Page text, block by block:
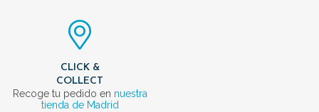
CLICK &
COLLECT
Recoge tu pedido en nuestra
tienda de Madrid